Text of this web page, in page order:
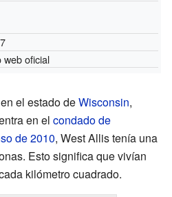
web oficial
el estado deWisconsin,
en el condado de
de 2010, West Allis tenía una
Esto significa que vivían
kilómetro cuadrado.